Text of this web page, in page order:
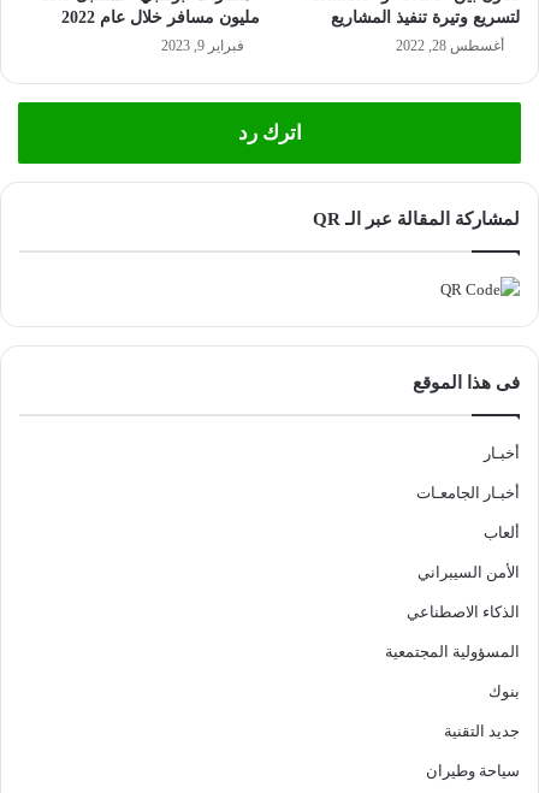
لتسريع وتيرة تنفيذ المشاريع
أغسطس 28, 2022
مليون مسافر خلال عام 2022
فبراير 9, 2023
اترك رد
لمشاركة المقالة عبر الـ QR
فى هذا الموقع
أخبـار
أخبـار الجامعـات
ألعاب
الأمن السيبراني
الذكاء الاصطناعي
المسؤولية المجتمعية
بنوك
جديد التقنية
سياحة وطيران